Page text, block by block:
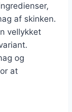
af skinken.
vellykket
og
at